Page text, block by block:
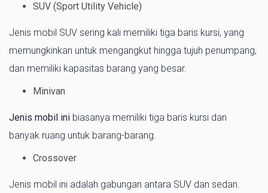
SUV (Sport Utility Vehicle)
Jenis mobil SUV sering kali memiliki tiga baris kursi, yang
memungkinkan untuk mengangkut hingga tujuh penumpang,
dan memiliki kapasitas barang yang besar.
Minivan
Jenis mobil ini biasanya memiliki tiga baris kursi dan
banyak ruang untuk barang-barang.
Crossover
Jenis mobil ini adalah gabungan antara SUV dan sedan.